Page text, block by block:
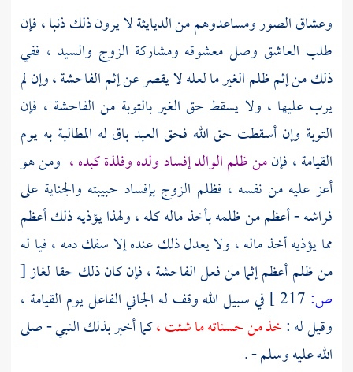
وعشاق الصور ومساعدوهم من الديايثة لا يرون ذلك ذنبا ، فإن
طلب العاشق وصل معشوقه ومشاركة الزوج والسيد ، ففي
ذلك من إثم ظلم الغير ما لعله لا يقصر عن إثم الفاحشة ، وإن لم
يرب عليها ، ولا يسقط حق الغير بالتوبة من الفاحشة ، فإن
التوبة وإن أسقطت حق الله فحق العبد باق له المطالبة به يوم
القيامة ، فإنمن ظلم الوالد إفساد ولده وفلذة كبده ، ومن هو
أعز عليه من نفسه ، فظلم الزوج بإفساد حبيبته والجناية على
فراشه - أعظم من ظلمه بأخذ ماله كله ، ولهذا يؤذيه ذلك أعظم
مما يؤذيه أخذ ماله ، ولا يعدل ذلك عنده إلا سفك دمه ، فيا له
من ظلم أعظم إثما من فعل الفاحشة ، فإن كان ذلك حقا لغاز[
ص:
في سبيل الله وقف له الجاني الفاعل يوم القيامة ،
وقيل له :خذ من حسناته ما شئت ،كما أخبر بذلك النبي - صلى
الله عليه وسلم - .